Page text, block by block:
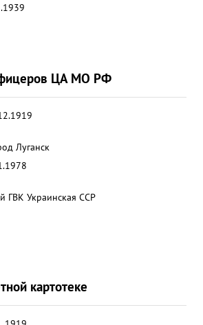
ЦА МО РФ
Луганск
ГВК Украинская ССР
картотеке